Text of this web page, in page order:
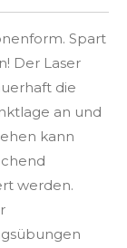
Spart
Der Laser
die
an und
kann
werden.